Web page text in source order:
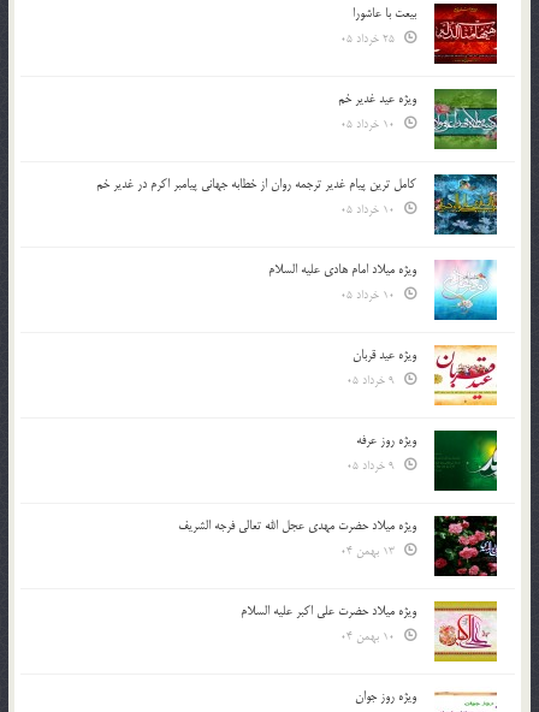
بیعت با عاشورا
ویژه عید غدیر خم
کامل ترین پیام غدیر ترجمه روان از خطابه جهانی پیامبر اکرم در غدیر خم
ویژه میلاد امام هادی علیه السلام
ویژه عید قربان
ویژه روز عرفه
ویژه میلاد حضرت مهدی عجل الله تعالی فرجه الشريف
ویژه میلاد حضرت علی اکبر علیه السلام
ویژه روز جوان